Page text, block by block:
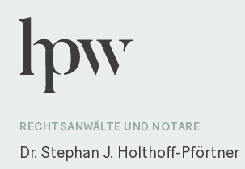
RECHTSANWÄLTE UND NOTARE
Dr. Stephan J. Holthoff-Pförtner